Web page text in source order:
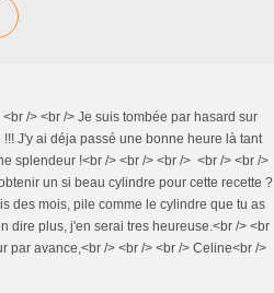
/> <br /> Je suis tombée par hasard sur
J'y ai déja passé une bonne heure là tant
splendeur !<br /> <br /> <br /> <br /> <br />
un si beau cylindre pour cette recette ?
des mois, pile comme le cylindre que tu as
dire plus, j'en serai tres heureuse.<br /> <br
par avance,<br /> <br /> <br /> Celine<br />